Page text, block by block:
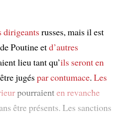
dirigeantsrusses, mais il est
Poutine etd’autres
lieu tant qu’ils seront en
jugéspar contumace. Les
pourraienten revanche
être présents. Les sanctions